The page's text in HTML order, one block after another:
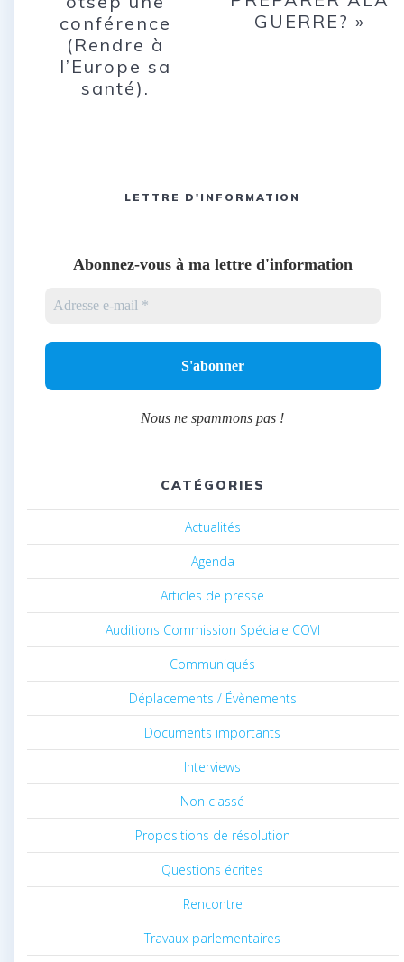
conférence
(Rendre à
l’Europe sa
santé).
GUERRE? »
LETTRE D'INFORMATION
Abonnez-vous à ma lettre d'information
Nous ne spammons pas !
CATÉGORIES
Actualités
Agenda
Articles de presse
Auditions Commission Spéciale COVI
Communiqués
Déplacements / Évènements
Documents importants
Interviews
Non classé
Propositions de résolution
Questions écrites
Rencontre
Travaux parlementaires